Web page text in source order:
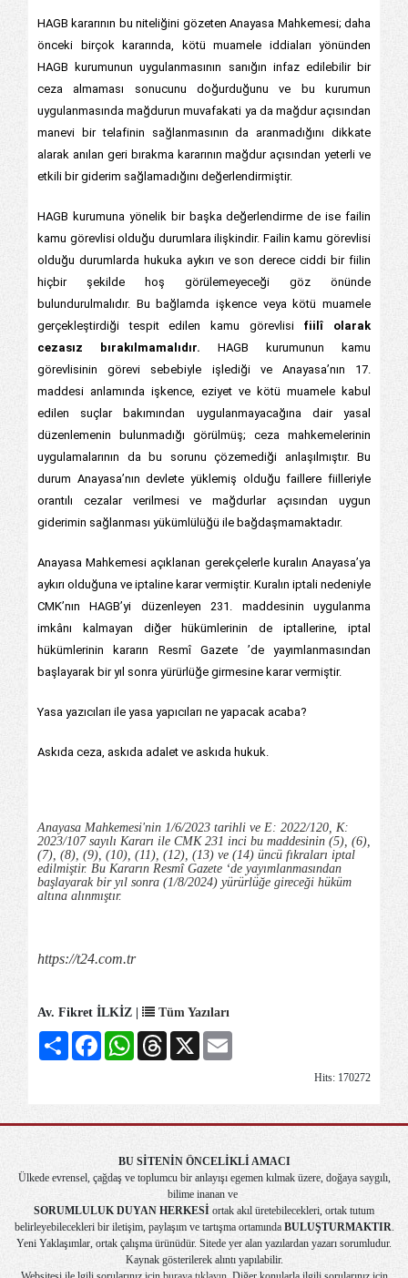
HAGB kararının bu niteliğini gözeten Anayasa Mahkemesi; daha
önceki birçok kararında, kötü muamele iddiaları yönünden
HAGB kurumunun uygulanmasının sanığın infaz edilebilir bir
ceza almaması sonucunu doğurduğunu ve bu kurumun
uygulanmasında mağdurun muvafakati ya da mağdur açısından
manevi bir telafinin sağlanmasının da aranmadığını dikkate
alarak anılan geri bırakma kararının mağdur açısından yeterli ve
etkili bir giderim sağlamadığını değerlendirmiştir.
HAGB kurumuna yönelik bir başka değerlendirme de ise failin
kamu görevlisi olduğu durumlara ilişkindir. Failin kamu görevlisi
olduğu durumlarda hukuka aykırı ve son derece ciddi bir fiilin
hiçbir şekilde hoş görülemeyeceği göz önünde
bulundurulmalıdır. Bu bağlamda işkence veya kötü muamele
gerçekleştirdiği tespit edilen kamu görevlisi fiilî olarak
cezasız bırakılmamalıdır. HAGB kurumunun kamu
görevlisinin görevi sebebiyle işlediği ve Anayasa’nın 17.
maddesi anlamında işkence, eziyet ve kötü muamele kabul
edilen suçlar bakımından uygulanmayacağına dair yasal
düzenlemenin bulunmadığı görülmüş; ceza mahkemelerinin
uygulamalarının da bu sorunu çözemediği anlaşılmıştır. Bu
durum Anayasa’nın devlete yüklemiş olduğu faillere fiilleriyle
orantılı cezalar verilmesi ve mağdurlar açısından uygun
giderimin sağlanması yükümlülüğü ile bağdaşmamaktadır.
Anayasa Mahkemesi açıklanan gerekçelerle kuralın Anayasa’ya
aykırı olduğuna ve iptaline karar vermiştir. Kuralın iptali nedeniyle
CMK’nın HAGB’yi düzenleyen 231. maddesinin uygulanma
imkânı kalmayan diğer hükümlerinin de iptallerine, iptal
hükümlerinin kararın Resmî Gazete ’de yayımlanmasından
başlayarak bir yıl sonra yürürlüğe girmesine karar vermiştir.
Yasa yazıcıları ile yasa yapıcıları ne yapacak acaba?
Askıda ceza, askıda adalet ve askıda hukuk.
Anayasa Mahkemesi'nin 1/6/2023 tarihli ve E: 2022/120, K:
2023/107 sayılı Kararı ile CMK 231 inci bu maddesinin (5), (6),
(7), (8), (9), (10), (11), (12), (13) ve (14) üncü fıkraları iptal
edilmiştir. Bu Kararın Resmî Gazete ‘de yayımlanmasından
başlayarak bir yıl sonra (1/8/2024) yürürlüğe gireceği hüküm
altına alınmıştır.
https://t24.com.tr
Av. Fikret İLKİZ | Tüm Yazıları
Share FacebookWhatsAppThreads
X
Hits: 170272
BU SİTENİN ÖNCELİKLİ AMACI
Ülkede evrensel, çağdaş ve toplumcu bir anlayışı egemen kılmak üzere, doğaya saygılı,
bilime inanan ve
SORUMLULUK DUYAN HERKESİ ortak akıl üretebilecekleri, ortak tutum
belirleyebilecekleri bir iletişim, paylaşım ve tartışma ortamında BULUŞTURMAKTIR.
Yeni Yaklaşımlar, ortak çalışma ürünüdür. Sitede yer alan yazılardan yazarı sorumludur.
Kaynak gösterilerek alıntı yapılabilir.